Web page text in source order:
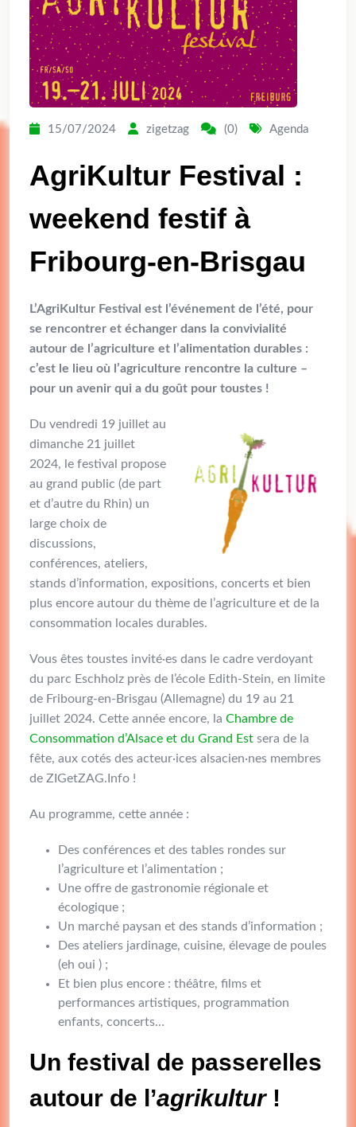
15/07/2024 zigetzag (0) Agenda
AgriKultur Festival :
weekend festif à
Fribourg-en-Brisgau
L’AgriKultur Festival est l’événement de l’été, pour
se rencontrer et échanger dans la convivialité
autour de l’agriculture et l’alimentation durables :
c’est le lieu où l’agriculture rencontre la culture –
pour un avenir qui a du goût pour toustes !
Du vendredi 19 juillet au
dimanche 21 juillet
2024, le festival propose
au grand public (de part
et d’autre du Rhin) un
large choix de
discussions,
conférences, ateliers,
stands d’information, expositions, concerts et bien
plus encore autour du thème de l’agriculture et de la
consommation locales durables.
Vous êtes toustes invité·es dans le cadre verdoyant
du parc Eschholz près de l’école Edith-Stein, en limite
de Fribourg-en-Brisgau (Allemagne) du 19 au 21
juillet 2024. Cette année encore, la Chambre de
Consommation d’Alsace et du Grand Est sera de la
fête, aux cotés des acteur·ices alsacien·nes membres
de ZIGetZAG.Info !
Au programme, cette année :
Des conférences et des tables rondes sur
l’agriculture et l’alimentation ;
Une offre de gastronomie régionale et
écologique ;
Un marché paysan et des stands d’information ;
Des ateliers jardinage, cuisine, élevage de poules
(eh oui ) ;
Et bien plus encore : théâtre, films et
performances artistiques, programmation
enfants, concerts…
Un festival de passerelles
autour de l’agrikultur!